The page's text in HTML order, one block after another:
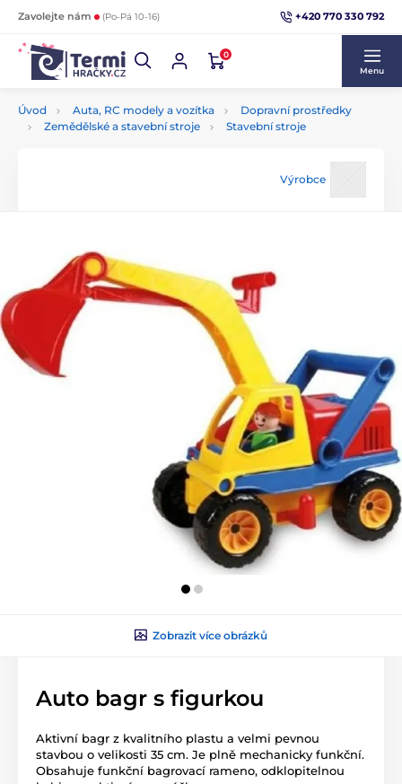
Zavolejte nám (Po-Pá 10-16) +420 770 330 792
0
Menu
Úvod Auta, RC modely a vozítka
Dopravní prostředky
Zemědělské a stavební stroje
Stavební stroje
Výrobce
Zobrazit více obrázků
Auto bagr s figurkou
Aktivní bagr z kvalitního plastu a velmi pevnou
stavbou o velikosti 35 cm. Je plně mechanicky funkční.
Obsahuje funkční bagrovací rameno, odklopitelnou